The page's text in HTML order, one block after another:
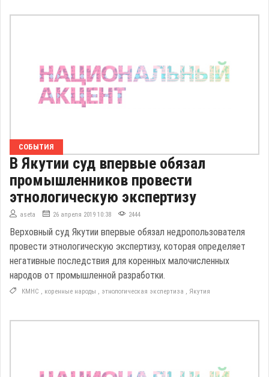
СОБЫТИЯ
В Якутии суд впервые обязал
промышленников провести
этнологическую экспертизу
aseta 26 апреля 2019 10:38 2444
Верховный суд Якутии впервые обязал недропользователя
провести этнологическую экспертизу, которая определяет
негативные последствия для коренных малочисленных
народов от промышленной разработки.
КМНС , коренные народы , этнологическая экспертиза , Якутия